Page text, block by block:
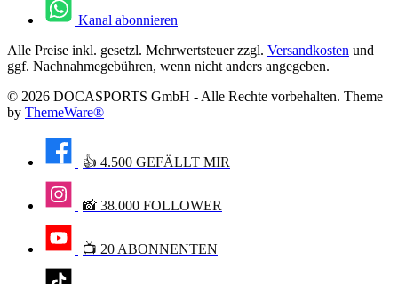
Kanal abonnieren
Alle Preise inkl. gesetzl. Mehrwertsteuer zzgl. Versandkosten und
ggf. Nachnahmegebühren, wenn nicht anders angegeben.
© 2026 DOCASPORTS GmbH - Alle Rechte vorbehalten. Theme
by ThemeWare®
👍 4.500 GEFÄLLT MIR
📸 38.000 FOLLOWER
📺 20 ABONNENTEN